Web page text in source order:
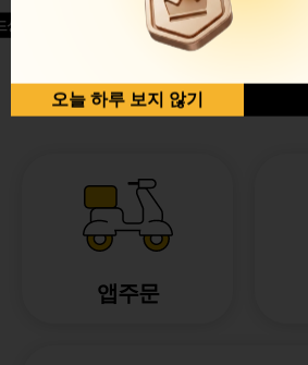
글윙
반반순살[레드+허니]
앱주문
오늘 하루 보지 않기